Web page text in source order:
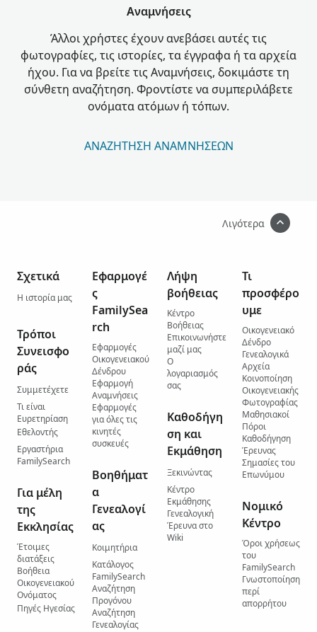
Αναμνήσεις
Άλλοι χρήστες έχουν ανεβάσει αυτές τις
φωτογραφίες, τις ιστορίες, τα έγγραφα ή τα αρχεία
ήχου. Για να βρείτε τις Αναμνήσεις, δοκιμάστε τη
σύνθετη αναζήτηση. Φροντίστε να συμπεριλάβετε
ονόματα ατόμων ή τόπων.
ΑΝΑΖΉΤΗΣΗ ΑΝΑΜΝΉΣΕΩΝ
Λιγότερα
Σχετικά
Η ιστορία μας
Τρόποι
Συνεισφο
ράς
Συμμετέχετε
Τι είναι
Ευρετηρίαση
Εθελοντής
Εργαστήρια
FamilySearch
Για μέλη
της
Εκκλησίας
Έτοιμες
διατάξεις
Βοήθεια
Οικογενειακού
Ονόματος
Πηγές Ηγεσίας
Εφαρμογέ
ς
FamilySea
rch
Εφαρμογές
Οικογενειακού
Δένδρου
Εφαρμογή
Αναμνήσεις
Εφαρμογές
για όλες τις
κινητές
συσκευές
Βοηθήματ
α
Γενεαλογί
ας
Κοιμητήρια
Κατάλογος
FamilySearch
Αναζήτηση
Προγόνου
Αναζήτηση
Γενεαλογίας
Λήψη
βοήθειας
Κέντρο
Βοήθειας
Επικοινωνήστε
μαζί μας
Ο
λογαριασμός
σας
Καθοδήγη
ση και
Εκμάθηση
Ξεκινώντας
Κέντρο
Εκμάθησης
Γενεαλογική
Έρευνα στο
Wiki
Τι
προσφέρο
υμε
Οικογενειακό
Δένδρο
Γενεαλογικά
Αρχεία
Κοινοποίηση
Οικογενειακής
Φωτογραφίας
Μαθησιακοί
Πόροι
Καθοδήγηση
Έρευνας
Σημασίες του
Επωνύμου
Νομικό
Κέντρο
Όροι χρήσεως
του
FamilySearch
Γνωστοποίηση
περί
απορρήτου